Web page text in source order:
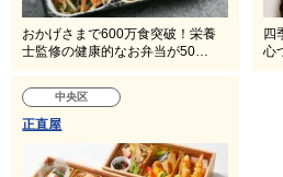
おかげさまで600万食突破！栄養
士監修の健康的なお弁当が50…
四
心
中央区
正直屋